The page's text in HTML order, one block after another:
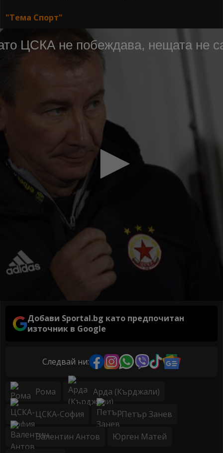
"Тема Спорт"
Добави Sportal.bg като предпочитан
източник в Google
Следвай ни:
Рома Арда (Кърджали)
ЦСКА-София Петър Занев
Валентин Антов Юрген Матей